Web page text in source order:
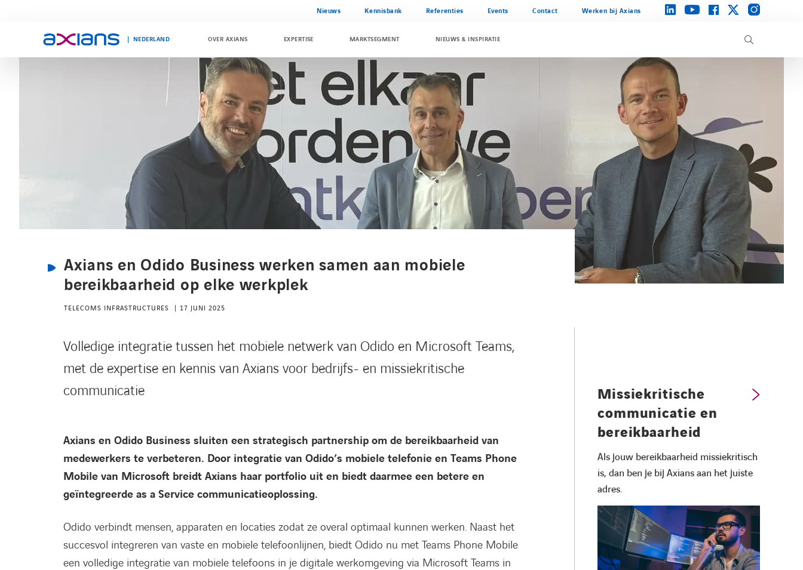
Nieuws Kennisbank Referenties Events Contact Werken bij Axians linkedinyoutubefacebooktwitterinstagram
NEDERLAND OVER AXIANS EXPERTISE MARKTSEGMENT NIEUWS & INSPIRATIE
Axians en Odido Business werken samen aan mobiele
bereikbaarheid op elke werkplek
TELECOMS INFRASTRUCTURES 17 JUNI 2025
Missiekritische
communicatie en
bereikbaarheid
Als jouw bereikbaarheid missiekritisch
is, dan ben je bij Axians aan het juiste
adres.
Volledige integratie tussen het mobiele netwerk van Odido en Microsoft Teams,
met de expertise en kennis van Axians voor bedrijfs- en missiekritische
communicatie
Axians en Odido Business sluiten een strategisch partnership om de bereikbaarheid van
medewerkers te verbeteren. Door integratie van Odido’s mobiele telefonie en Teams Phone
Mobile van Microsoft breidt Axians haar portfolio uit en biedt daarmee een betere en
geïntegreerde as a Service communicatieoplossing.
Odido verbindt mensen, apparaten en locaties zodat ze overal optimaal kunnen werken. Naast het
succesvol integreren van vaste en mobiele telefoonlijnen, biedt Odido nu met Teams Phone Mobile
een volledige integratie van mobiele telefoons in je digitale werkomgeving via Microsoft Teams in